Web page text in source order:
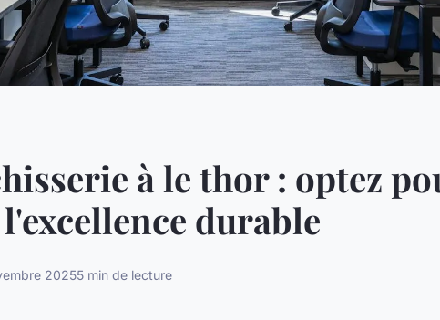
à le thor : optez
durable
20255 min de lecture